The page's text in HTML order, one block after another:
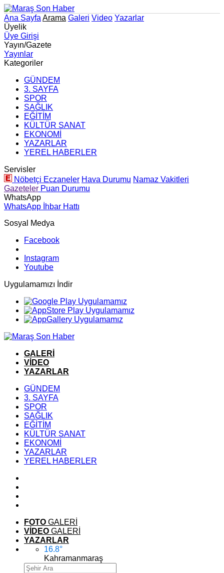
Ana Sayfa Arama Galeri Video Yazarlar
Üyelik
Üye Girişi
Yayın/Gazete
Yayınlar
Kategoriler
GÜNDEM
3. SAYFA
SPOR
SAĞLIK
EĞİTİM
KÜLTÜR SANAT
EKONOMİ
YAZARLAR
YEREL HABERLER
Servisler
Nöbetçi Eczaneler Hava Durumu Namaz Vakitleri
Gazeteler Puan Durumu
WhatsApp
WhatsApp İhbar Hattı
Sosyal Medya
Facebook
Instagram
Youtube
Uygulamamızı İndir
GALERİ
VİDEO
YAZARLAR
GÜNDEM
3. SAYFA
SPOR
SAĞLIK
EĞİTİM
KÜLTÜR SANAT
EKONOMİ
YAZARLAR
YEREL HABERLER
FOTO GALERİ
VİDEO GALERİ
YAZARLAR
16.8°
Kahramanmaraş